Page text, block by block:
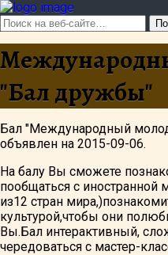
"Бал дружбы"
Бал "Международный
объявлен на 2015-09-06.
На балу Вы сможете
пообщаться с
из12 стран
культурой,чтобы они
Вы.Бал интерактивный,
чередоваться с мастер-